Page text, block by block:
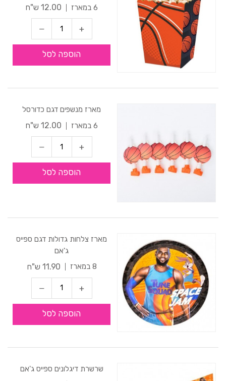
6 במארז
12.00 ש"ח
הוספה לסל
מארז מנשפים דגם כדורסל
6 במארז
12.00 ש"ח
הוספה לסל
מארז צלחות גדולות דגם ספייס
ג'אם
8 במארז
11.90 ש"ח
הוספה לסל
שרשרת דיגלונים ספייס ג'אם